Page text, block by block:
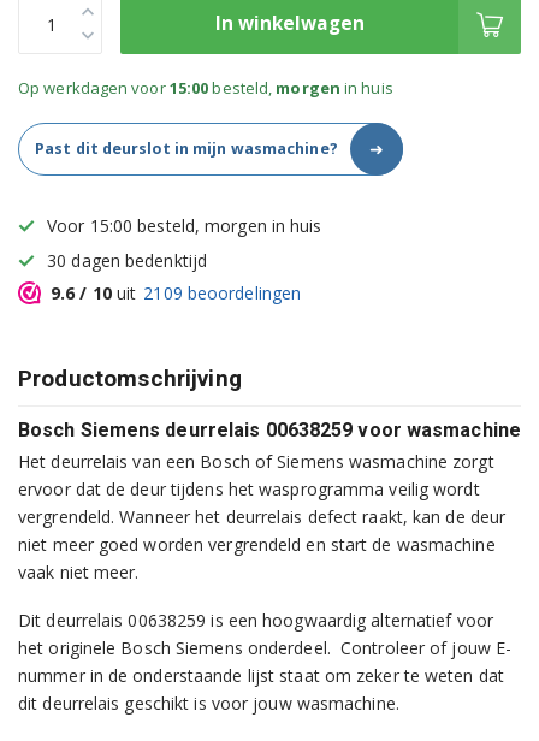
In winkelwagen
Op werkdagen voor15:00besteld, morgen in huis
Past dit deurslot in mijn wasmachine? ➜
Voor 15:00 besteld, morgen in huis
30 dagen bedenktijd
9.6 / 10uit 2109 beoordelingen
Productomschrijving
Bosch Siemens deurrelais 00638259 voor wasmachine
Het deurrelais van een Bosch of Siemens wasmachine zorgt
ervoor dat de deur tijdens het wasprogramma veilig wordt
vergrendeld. Wanneer het deurrelais defect raakt, kan de deur
niet meer goed worden vergrendeld en start de wasmachine
vaak niet meer.
Dit deurrelais 00638259 is een hoogwaardig alternatief voor
het originele Bosch Siemens onderdeel. Controleer of jouw E-
nummer in de onderstaande lijst staat om zeker te weten dat
dit deurrelais geschikt is voor jouw wasmachine.